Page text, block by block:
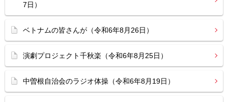
7日）
ベトナムの皆さんが（令和6年8月26日）
演劇プロジェクト千秋楽（令和6年8月25日）
中曽根自治会のラジオ体操（令和6年8月19日）